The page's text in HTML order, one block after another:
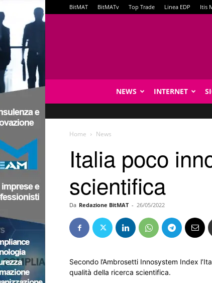
BitMAT BitMATv Top Trade Linea EDP Itis
NEWS INTERNET
Home News
Italia poco
scientifica
Da Redazione BitMAT - 26/05/2022
Secondo l’Ambrosetti Innosystem Index
qualità della ricerca scientifica.